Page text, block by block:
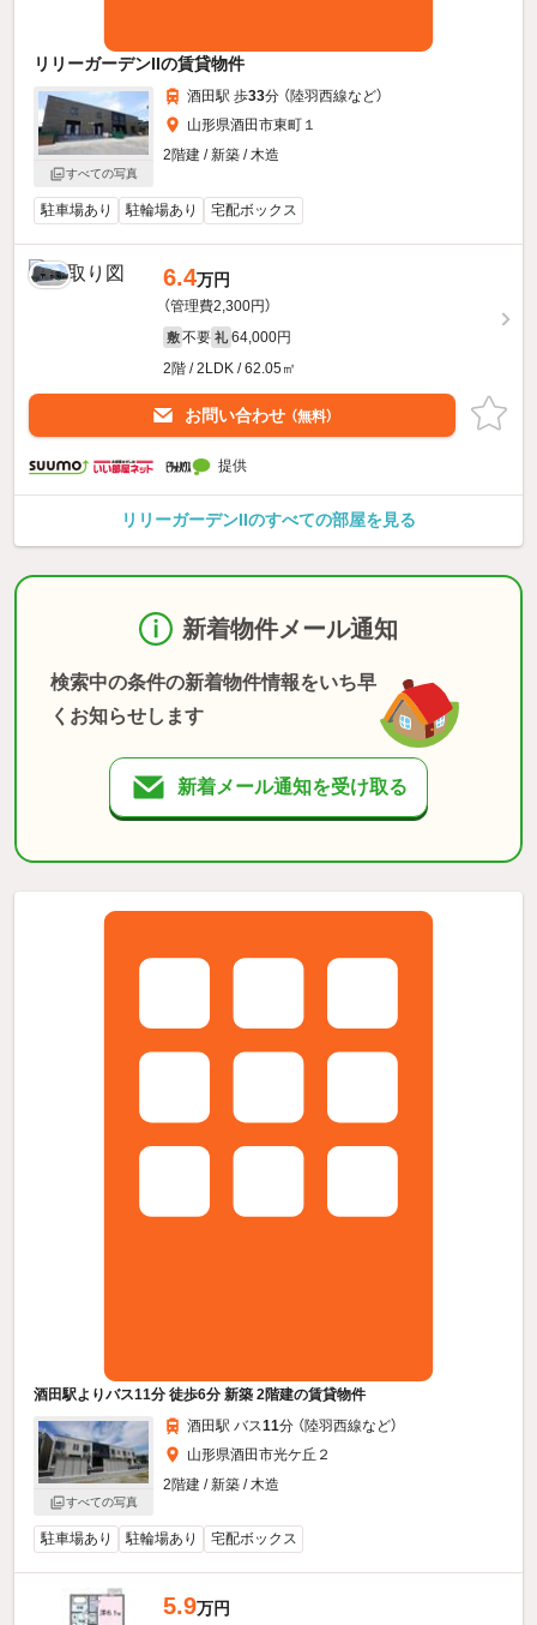
リリーガーデンIIの賃貸物件
すべての写真
酒田駅 歩33分 （陸羽西線など）
山形県酒田市東町１
2階建 / 新築 / 木造
駐車場あり 駐輪場あり 宅配ボックス
6.4万円
（管理費2,300円）
敷 不要 礼 64,000円
2階 / 2LDK / 62.05㎡
お問い合わせ （無料）
提供
リリーガーデンIIのすべての部屋を見る
新着物件メール通知
検索中の条件の新着物件情報をいち早
くお知らせします
新着メール通知を受け取る
酒田駅よりバス11分 徒歩6分 新築 2階建の賃貸物件
すべての写真
酒田駅 バス11分 （陸羽西線など）
山形県酒田市光ケ丘２
2階建 / 新築 / 木造
駐車場あり 駐輪場あり 宅配ボックス
5.9万円